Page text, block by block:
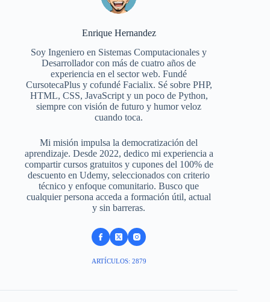
Enrique Hernandez
Soy Ingeniero en Sistemas Computacionales y
Desarrollador con más de cuatro años de
experiencia en el sector web. Fundé
CursotecaPlus y cofundé Facialix. Sé sobre PHP,
HTML, CSS, JavaScript y un poco de Python,
siempre con visión de futuro y humor veloz
cuando toca.
Mi misión impulsa la democratización del
aprendizaje. Desde 2022, dedico mi experiencia a
compartir cursos gratuitos y cupones del 100% de
descuento en Udemy, seleccionados con criterio
técnico y enfoque comunitario. Busco que
cualquier persona acceda a formación útil, actual
y sin barreras.
ARTÍCULOS: 2879